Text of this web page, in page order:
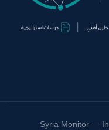
© 2026 Syria